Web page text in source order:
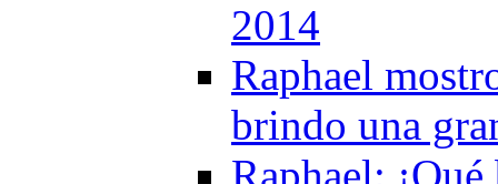
2014
Raphael
brindo una